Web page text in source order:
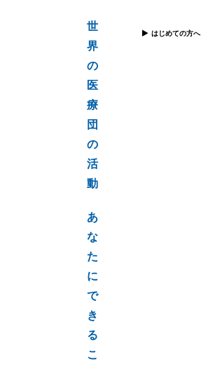
世
界
の
医
療
団
の
活
動
あ
な
た
に
で
き
る
こ
はじめての方へ